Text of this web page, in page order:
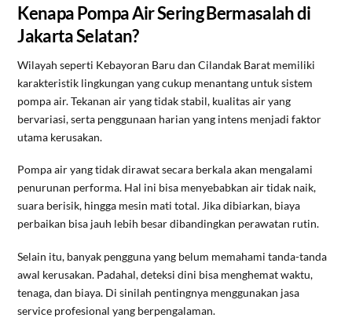
Kenapa Pompa Air Sering Bermasalah di
Jakarta Selatan?
Wilayah seperti Kebayoran Baru dan Cilandak Barat memiliki
karakteristik lingkungan yang cukup menantang untuk sistem
pompa air. Tekanan air yang tidak stabil, kualitas air yang
bervariasi, serta penggunaan harian yang intens menjadi faktor
utama kerusakan.
Pompa air yang tidak dirawat secara berkala akan mengalami
penurunan performa. Hal ini bisa menyebabkan air tidak naik,
suara berisik, hingga mesin mati total. Jika dibiarkan, biaya
perbaikan bisa jauh lebih besar dibandingkan perawatan rutin.
Selain itu, banyak pengguna yang belum memahami tanda-tanda
awal kerusakan. Padahal, deteksi dini bisa menghemat waktu,
tenaga, dan biaya. Di sinilah pentingnya menggunakan jasa
service profesional yang berpengalaman.